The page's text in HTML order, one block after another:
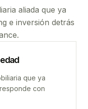
aliada que ya
e inversión detrás
que ya
con